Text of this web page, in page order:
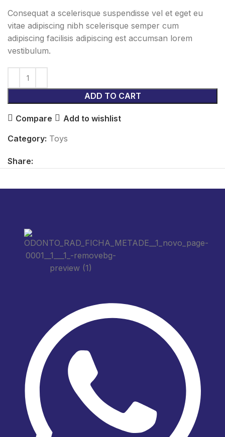
Consequat a scelerisque suspendisse vel et eget eu
vitae adipiscing nibh scelerisque semper cum
adipiscing facilisis adipiscing est accumsan lorem
vestibulum.
ADD TO CART
Compare Add to wishlist
Category: Toys
Share: